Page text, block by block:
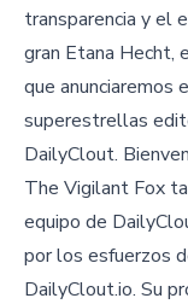
transparencia y el
gran Etana Hecht,
que anunciaremos
superestrellas
DailyClout.
The Vigilant Fox
equipo de
por los esfuerzos
DailyClout.io. Su